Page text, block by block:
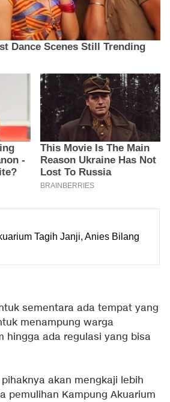
Tagih Janji, Anies Bilang
sementara ada tempat yang
menampung warga
hingga ada regulasi yang bisa
akan mengkaji lebih
pemulihan Kampung Akuarium